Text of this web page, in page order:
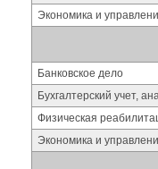
Экономика и
Банковское дело
Бухгалтерский учет,
Физическая
Экономика и